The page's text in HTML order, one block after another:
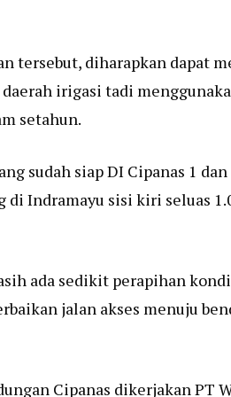
tersebut, diharapkan dapat
irigasi tadi
setahun.
sudah siap DI Cipanas 1
di Indramayu sisi kiri seluas
ada sedikit perapihan
jalan akses menuju
Cipanas dikerjakan PT